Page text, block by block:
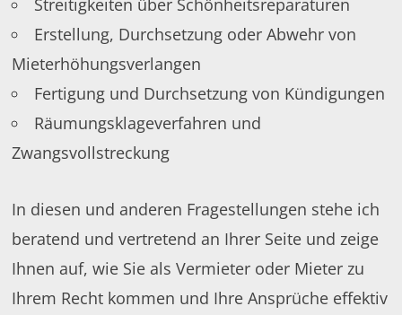
Erstellung, Durchsetzung oder Abwehr von
Mieterhöhungsverlangen
Fertigung und Durchsetzung von Kündigungen
Räumungsklageverfahren und
Zwangsvollstreckung
In diesen und anderen Fragestellungen stehe ich
beratend und vertretend an Ihrer Seite und zeige
Ihnen auf, wie Sie als Vermieter oder Mieter zu
Ihrem Recht kommen und Ihre Ansprüche effektiv